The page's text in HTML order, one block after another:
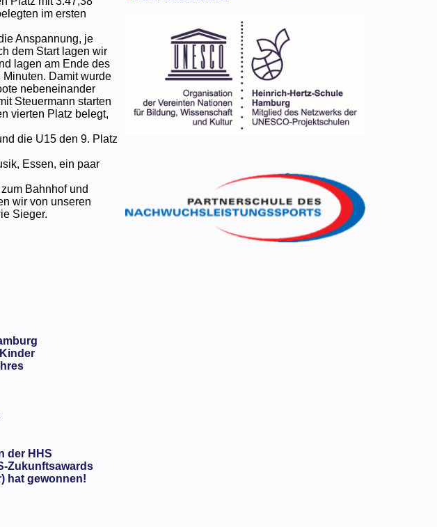
im ersten
Anspannung, je
dem Start lagen wir
lagen am Ende des
Damit wurde
nebeneinander
Steuermann starten
vierten Platz belegt,
die U15 den 9. Platz
Essen, ein paar
Bahnhof und
wir von unseren
Sieger.
der HHS
Zukunftsawards
hat gewonnen!